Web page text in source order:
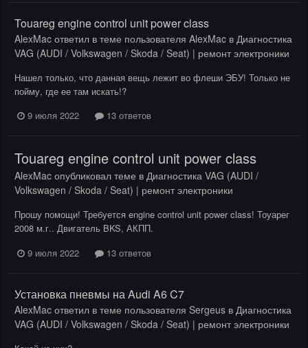
Touareg engine control unit power class
AlexMac ответил в теме пользователя AlexMac в Диагностика
VAG (AUDI / Volkswagen / Skoda / Seat) | ремонт электроники
Нашел только, что данная вещь лежит во флеши ЭБУ! Только не
пойму, где ее там искать!?
9 июля 2022
13 ответов
Touareg engine control unit power class
AlexMac опубликовал теме в Диагностика VAG (AUDI /
Volkswagen / Skoda / Seat) | ремонт электроники
Прошу помощи! Требуется engine control unit power class! Тоуарег
2008 м.г.. Двигатель BKS, АКПП.
9 июля 2022
13 ответов
Установка пневмы на Audi A6 C7
AlexMac ответил в теме пользователя Sergeus в Диагностика
VAG (AUDI / Volkswagen / Skoda / Seat) | ремонт электроники